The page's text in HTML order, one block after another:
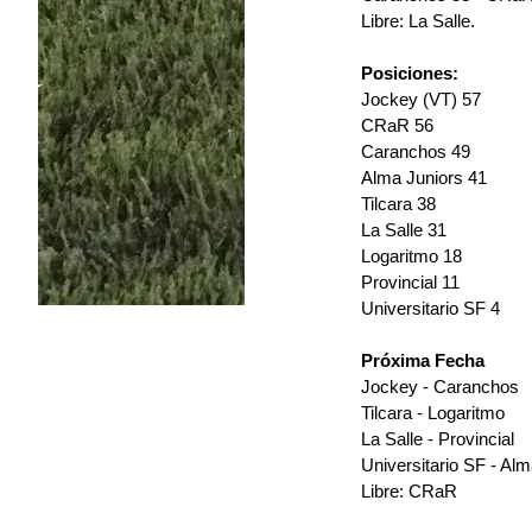
Libre: La Salle.
Posiciones:
Jockey (VT) 57
CRaR 56
Caranchos 49
Alma Juniors 41
Tilcara 38
La Salle 31
Logaritmo 18
Provincial 11
Universitario SF 4
Próxima Fecha
Jockey - Caranchos
Tilcara - Logaritmo
La Salle - Provincial
Universitario SF -
Libre: CRaR